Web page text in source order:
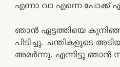
എന്നാ വാ എന്നെ പോക്ക്‌
ഞാൻ ഏട്ടത്തിയെ
പിടിച്ചു. ചന്തികളുടെ
അമർന്നു. എന്നിട്ടു ഞാൻ